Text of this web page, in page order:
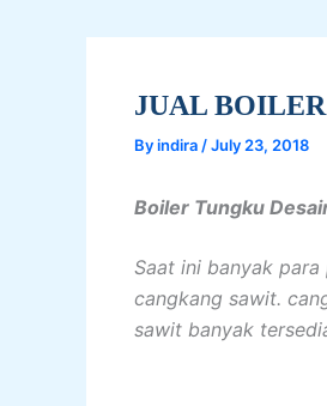
JUAL
Byindira /July 23, 2018
Boiler Tungku
Saat ini banyak
cangkang sawit.
sawit banyak